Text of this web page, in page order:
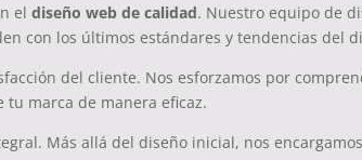
eldiseño web de calidad. Nuestro equipo de
con los últimos estándares y tendencias del
del cliente. Nos esforzamos por
marca de manera eficaz.
Más allá del diseño inicial, nos